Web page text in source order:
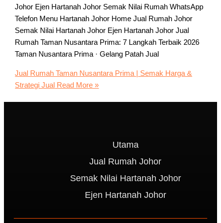
Johor Ejen Hartanah Johor Semak Nilai Rumah WhatsApp
Telefon Menu Hartanah Johor Home Jual Rumah Johor
Semak Nilai Hartanah Johor Ejen Hartanah Johor Jual
Rumah Taman Nusantara Prima: 7 Langkah Terbaik 2026
Taman Nusantara Prima · Gelang Patah Jual
Jual Rumah Taman Nusantara Prima | Semak Harga &
Strategi Jual Read More »
Utama
Jual Rumah Johor
Semak Nilai Hartanah Johor
Ejen Hartanah Johor